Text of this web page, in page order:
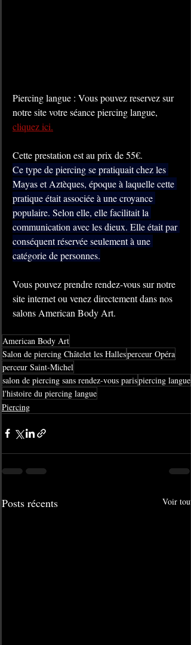
Piercing langue : Vous pouvez reservez sur
notre site votre séance piercing langue,
cliquez ici.
Cette prestation est au prix de 55€.
Ce type de piercing se pratiquait chez les
Mayas et Aztèques, époque à laquelle cette
pratique était associée à une croyance
populaire. Selon elle, elle facilitait la
communication avec les dieux. Elle était par
conséquent réservée seulement à une
catégorie de personnes.
Vous pouvez prendre rendez-vous sur notre
site internet ou venez directement dans nos
salons American Body Art.
American Body Art
Salon de piercing Châtelet les Hallesperceur Opéra
perceur Saint-Michel
salon de piercing sans rendez-vous parispiercing langue
l'histoire du piercing langue
Piercing
Posts récents Voir tout